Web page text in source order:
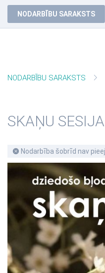
NODARBĪBU SARAKSTS
NODARBĪBU SARAKSTS
SKAŅU
Nodarbība šobrīd nav